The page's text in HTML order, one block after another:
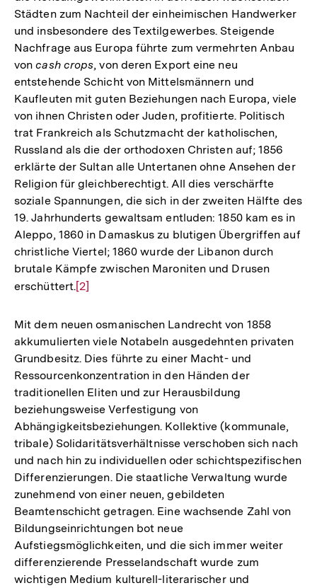
Städten zum Nachteil der einheimischen Handwerker
und insbesondere des Textilgewerbes. Steigende
Nachfrage aus Europa führte zum vermehrten Anbau
voncash crops, von deren Export eine neu
entstehende Schicht von Mittelsmännern und
Kaufleuten mit guten Beziehungen nach Europa, viele
von ihnen Christen oder Juden, profitierte. Politisch
trat Frankreich als Schutzmacht der katholischen,
Russland als die der orthodoxen Christen auf; 1856
erklärte der Sultan alle Untertanen ohne Ansehen der
Religion für gleichberechtigt. All dies verschärfte
soziale Spannungen, die sich in der zweiten Hälfte des
19. Jahrhunderts gewaltsam entluden: 1850 kam es in
Aleppo, 1860 in Damaskus zu blutigen Übergriffen auf
christliche Viertel; 1860 wurde der Libanon durch
brutale Kämpfe zwischen Maroniten und Drusen
erschüttert.Zur
der
Fußnote
[2]
Mit dem neuen osmanischen Landrecht von 1858
akkumulierten viele Notabeln ausgedehnten privaten
Grundbesitz. Dies führte zu einer Macht- und
Ressourcenkonzentration in den Händen der
traditionellen Eliten und zur Herausbildung
beziehungsweise Verfestigung von
Abhängigkeitsbeziehungen. Kollektive (kommunale,
tribale) Solidaritätsverhältnisse verschoben sich nach
und nach hin zu individuellen oder schichtspezifischen
Differenzierungen. Die staatliche Verwaltung wurde
zunehmend von einer neuen, gebildeten
Beamtenschicht getragen. Eine wachsende Zahl von
Bildungseinrichtungen bot neue
Aufstiegsmöglichkeiten, und die sich immer weiter
differenzierende Presselandschaft wurde zum
wichtigen Medium kulturell-literarischer und